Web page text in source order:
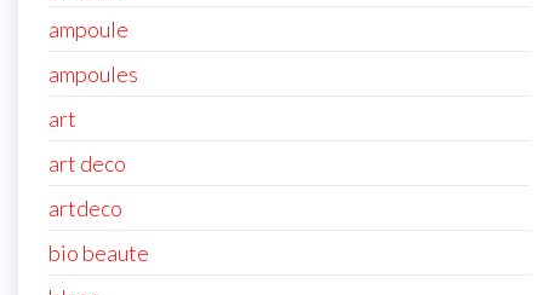
ampoule
ampoules
art
art deco
artdeco
bio beaute